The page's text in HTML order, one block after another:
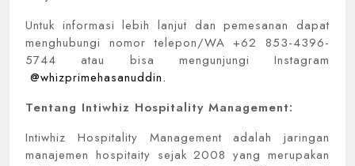
Untuk informasi lebih lanjut dan pemesanan dapat
menghubungi nomor telepon/WA +62 853-4396-
5744 atau bisa mengunjungi Instagram
@whizprimehasanuddin.
Tentang Intiwhiz Hospitality Management:
Intiwhiz Hospitality Management adalah jaringan
manajemen hospitaity sejak 2008 yang merupakan